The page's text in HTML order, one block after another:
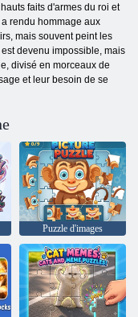
faits d'armes du roi et
rendu hommage aux
mais souvent peint les
devenu impossible, mais
divisé en morceaux de
et leur besoin de se
Puzzle d'images